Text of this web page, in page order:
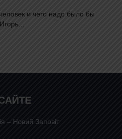
и чего надо было бы
– Новий Заповіт